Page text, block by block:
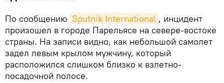
По сообщению Sputnik International , инцидент
произошел в городе Парельясе на севере-востоке
страны. На записи видно, как небольшой самолет
задел левым крылом мужчину, который
расположился слишком близко к взлетно-
посадочной полосе.